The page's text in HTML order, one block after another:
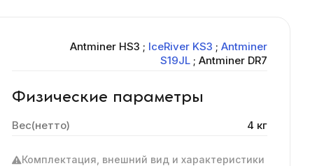
Antminer HS3 ; IceRiver KS3 ; Antminer
S19JL ; Antminer DR7
Физические параметры
Вес(нетто) 4 кг
Комплектация, внешний вид и характеристики